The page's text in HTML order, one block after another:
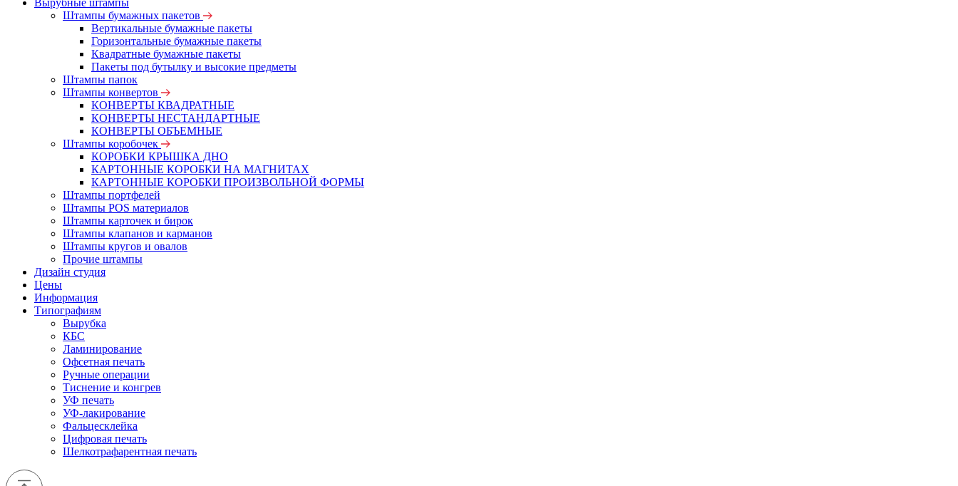
Вырубные штампы
Штампы бумажных пакетов
Вертикальные бумажные пакеты
Горизонтальные бумажные пакеты
Квадратные бумажные пакеты
Пакеты под бутылку и высокие предметы
Штампы папок
Штампы конвертов
КОНВЕРТЫ КВАДРАТНЫЕ
КОНВЕРТЫ НЕСТАНДАРТНЫЕ
КОНВЕРТЫ ОБЪЕМНЫЕ
Штампы коробочек
КОРОБКИ КРЫШКА ДНО
КАРТОННЫЕ КОРОБКИ НА МАГНИТАХ
КАРТОННЫЕ КОРОБКИ ПРОИЗВОЛЬНОЙ ФОРМЫ
Штампы портфелей
Штампы POS материалов
Штампы карточек и бирок
Штампы клапанов и карманов
Штампы кругов и овалов
Прочие штампы
Дизайн студия
Цены
Информация
Типографиям
Вырубка
КБС
Ламинирование
Офсетная печать
Ручные операции
Тиснение и конгрев
УФ печать
УФ-лакирование
Фальцесклейка
Цифровая печать
Шелкотрафарентная печать